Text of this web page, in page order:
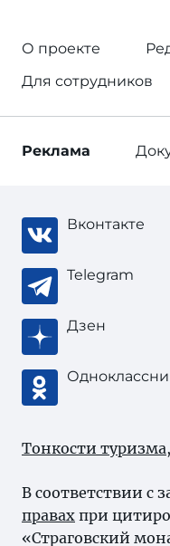
О проекте
Для сотрудников
Реклама
Вконтакте
Telegram
Дзен
Тонкости туризма
В соответствии с
правах при
«Страговский